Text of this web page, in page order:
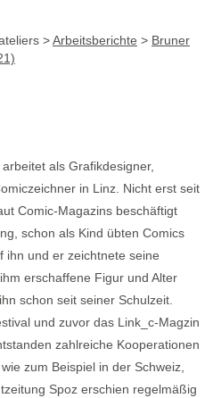
>Arbeitsberichte > Bruner
als Grafikdesigner,
in Linz. Nicht erst seit
Comic-Magazins beschäftigt
schon als Kind übten Comics
ihn und er zeichtnete seine
erschaffene Figur und Alter
schon seit seiner Schulzeit.
und zuvor das Link_c-Magzin
zahlreiche Kooperationen
zum Beispiel in der Schweiz,
Spoz erschien regelmäßig